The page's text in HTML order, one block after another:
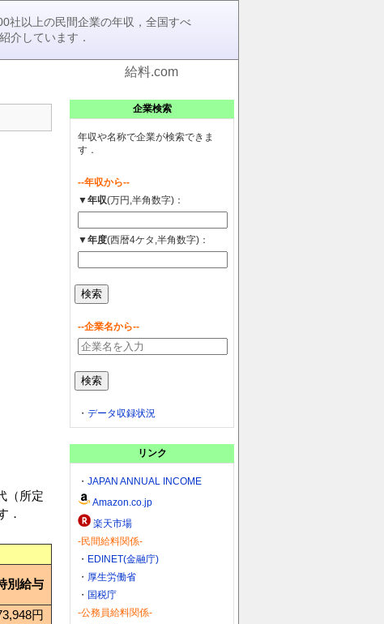
社以上の民間企業の年収，全国すべ
介しています．
（所定
．
別給与
円
給料.com
企業検索
年収や名称で企業が検索できま
す．
--年収から--
▼年収(万円,半角数字)：
▼年度(西暦4ケタ,半角数字)：
--企業名から--
・ データ収録状況
リンク
・ JAPAN ANNUAL INCOME
Amazon.co.jp
楽天市場
-民間給料関係-
・ EDINET(金融庁)
・ 厚生労働省
・ 国税庁
-公務員給料関係-